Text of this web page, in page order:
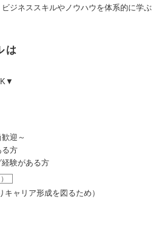
ビジネススキルやノウハウを体系的に学ぶ
は
迎～
る方
経験がある方
ャリア形成を図るため）